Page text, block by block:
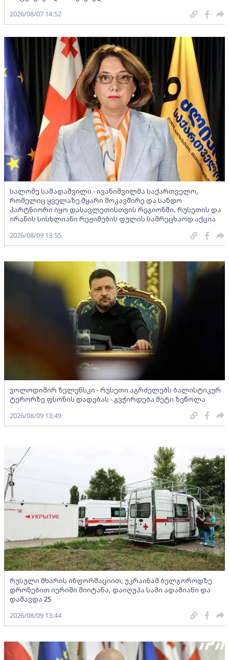
2026/08/07 14:52
სალომე სამადაშვილი - ივანიშვილმა საქართველო,
რომელიც ყველაზე მყარი მოკავშირე და სანდო
პარტნიორი იყო დასავლეთისთვის რეგიონში, რუსეთის და
ირანის სისხლიანი რეჟიმების ფულის სამრეცხაოდ აქცია
2026/08/09 13:55
ვოლოდიმირ ზელენსკი - რუსეთი აგრძელებს ბალისტიკურ
ტერორზე ფსონის დადებას - გვჭირდება მეტი ზეწოლა
2026/08/09 13:49
რუსული მხარის ინფორმაციით, უკრაინამ ბელგოროდზე
დრონებით იერიში მიიტანა, დაიღუპა სამი ადამიანი და
დაშავდა 25
2026/08/09 13:44